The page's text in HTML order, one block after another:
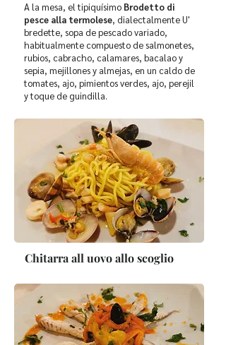
A la mesa, el tipiquísimo Brodetto di
pesce alla termolese, dialectalmente U'
bredette, sopa de pescado variado,
habitualmente compuesto de salmonetes,
rubios, cabracho, calamares, bacalao y
sepia, mejillones y almejas, en un caldo de
tomates, ajo, pimientos verdes, ajo, perejil
y toque de guindilla.
Chitarra all uovo allo scoglio